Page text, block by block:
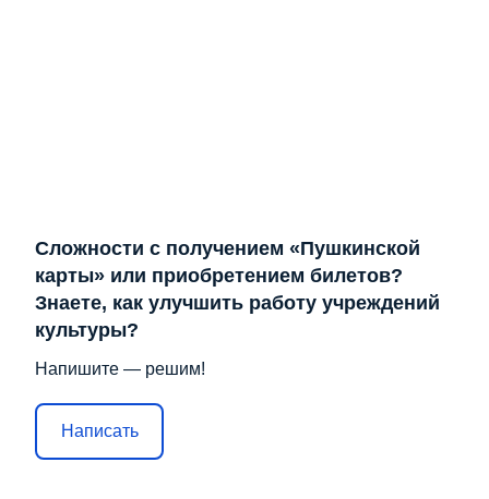
Сложности с получением «Пушкинской
карты» или приобретением билетов?
Знаете, как улучшить работу учреждений
культуры?
Напишите — решим!
Написать